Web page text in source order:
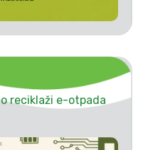
reciklaži e-otpada